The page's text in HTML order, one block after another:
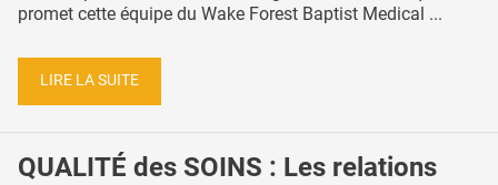
promet cette équipe du Wake Forest Baptist Medical ...
LIRE LA SUITE
QUALITÉ des SOINS : Les relations